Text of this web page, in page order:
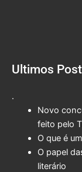
Ultimos
.
Novo
feito pelo
O que é
O papel
literário